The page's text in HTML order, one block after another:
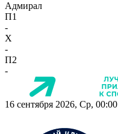
Адмирал
П1
-
X
-
П2
-
16 сентября 2026, Ср, 00:00